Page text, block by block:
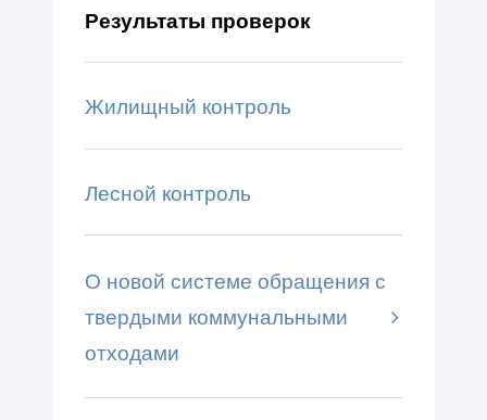
Результаты проверок
Жилищный контроль
Лесной контроль
О новой системе обращения с
твердыми коммунальными
отходами